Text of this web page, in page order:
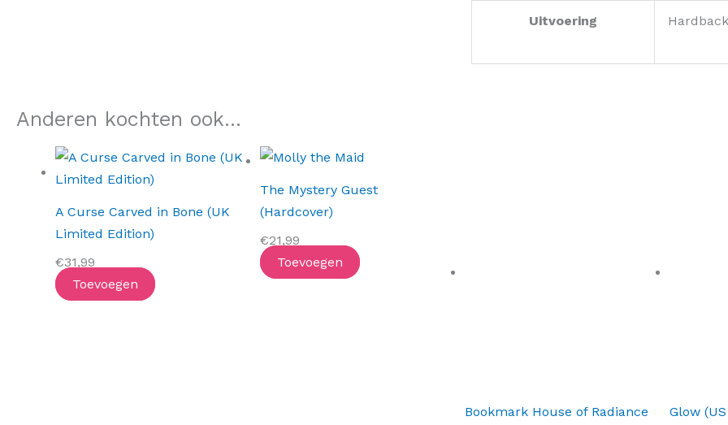
Uitvoering Hardback
Anderen kochten ook...
A Curse Carved in Bone (UK
Limited Edition)
€31,99
Toevoegen
The Mystery Guest
(Hardcover)
€21,99
Toevoegen
Bookmark House of Radiance
Glow